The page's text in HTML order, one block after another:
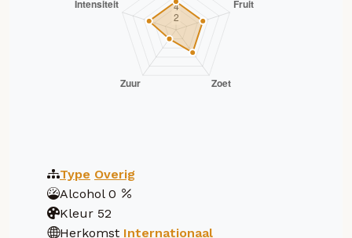
Type Overig
Alcohol 0
Kleur 52
Herkomst Internationaal